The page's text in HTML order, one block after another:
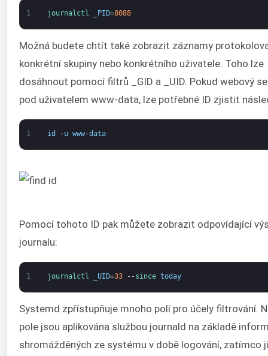
1 journalctl _PID=8088
Možná budete chtít také zobrazit záznamy
konkrétní skupiny nebo konkrétního uživatele. Toho lze
dosáhnout pomocí filtrů _GID a _UID. Pokud webový
pod uživatelem www-data, lze potřebné ID zjistit
1 id -u www-data
Pomocí tohoto ID pak můžete zobrazit odpovídající
journalu:
1 journalctl _UID=33 --since today
Systemd zpřístupňuje mnoho polí pro účely filtrování.
pole jsou aplikována službou journald na základě
shromážděných ze systému v době logování, zatímco